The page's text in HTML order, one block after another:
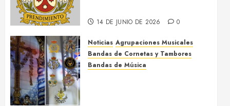
14 DE JUNIO DE 2026 0
Noticias Agrupaciones Musicales
Bandas de Cornetas y Tambores
Bandas de Música